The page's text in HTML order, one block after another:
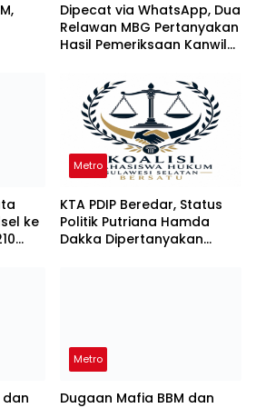
Dipecat via WhatsApp, Dua
Relawan MBG Pertanyakan
Hasil Pemeriksaan Kanwil
ke
Metro
KTA PDIP Beredar, Status
Politik Putriana Hamda
Dakka Dipertanyakan
Metro
Dugaan Mafia BBM dan